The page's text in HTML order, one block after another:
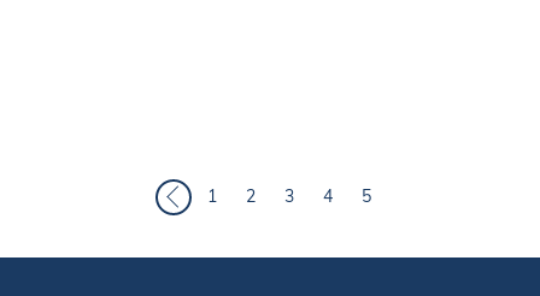
1 2 3 4 5